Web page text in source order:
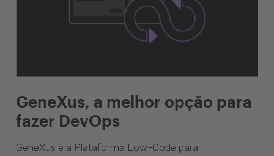
GeneXus, a melhor opção para
fazer DevOps
GeneXus é a Plataforma Low-Code para